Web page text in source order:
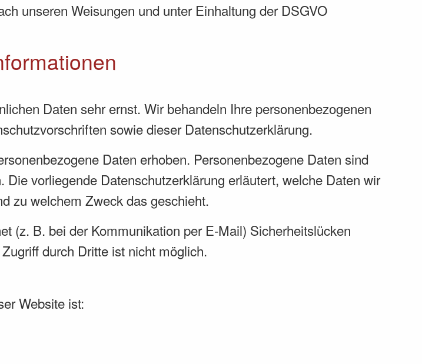
unseren Weisungen und unter Einhaltung der DSGVO
Daten sehr ernst. Wir behandeln Ihre personenbezogenen
sowie dieser Datenschutzerklärung.
Daten erhoben. Personenbezogene Daten sind
vorliegende Datenschutzerklärung erläutert, welche Daten wir
zu welchem Zweck das geschieht.
(z. B. bei der Kommunikation per E-Mail) Sicherheitslücken
durch Dritte ist nicht möglich.
Website ist: